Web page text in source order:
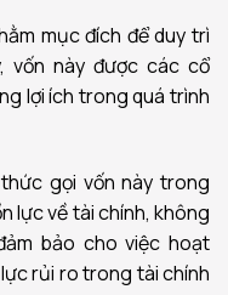
mục đích để duy trì
vốn này được các cổ
lợi ích trong quá trình
gọi vốn này trong
lực về tài chính, không
bảo cho việc hoạt
rủi ro trong tài chính